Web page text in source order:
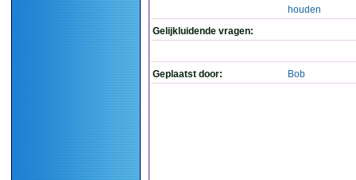
houden
Gelijkluidende vragen:
Geplaatst door: Bob